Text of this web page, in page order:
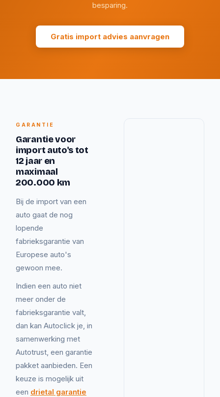
besparing.
Gratis import advies aanvragen
GARANTIE
Garantie voor
import auto's tot
12 jaar en
maximaal
200.000 km
Bij de import van een
auto gaat de nog
lopende
fabrieksgarantie van
Europese auto's
gewoon mee.
Indien een auto niet
meer onder de
fabrieksgarantie valt,
dan kan Autoclick je, in
samenwerking met
Autotrust, een garantie
pakket aanbieden. Een
keuze is mogelijk uit
een drietal garantie